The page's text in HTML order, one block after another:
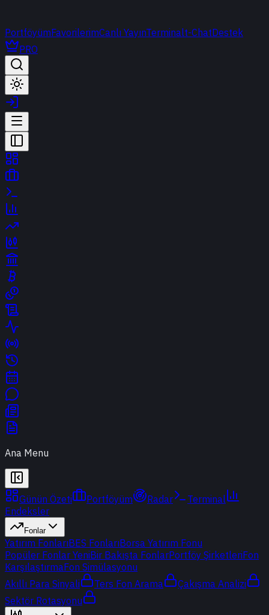
PortföyümFavorilerimCanlı YayınTerminalt-ChatDestek
PRO
Ana Menu
Günün Özeti Portföyüm Radar
Terminal
Endeksler
Fonlar
Yatırım FonlarıBES FonlarıBorsa Yatırım Fonu
Popüler Fonlar YeniBir Bakışta FonlarPortföy ŞirketleriFon
KarşılaştırmaFon Simülasyonu
Akıllı Para Sinyali
Ters Fon Arama
Çakışma Analizi
Sektör Rotasyonu